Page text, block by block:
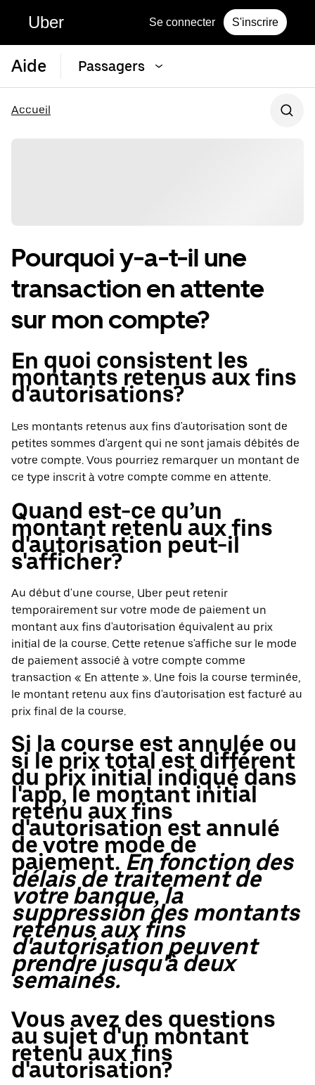
Uber Se connecter S'inscrire
Aide Passagers
Accueil
Pourquoi y-a-t-il une
transaction en attente
sur mon compte?
En quoi consistent les
montants retenus aux fins
d'autorisations?
Les montants retenus aux fins d'autorisation sont de
petites sommes d'argent qui ne sont jamais débités de
votre compte. Vous pourriez remarquer un montant de
ce type inscrit à votre compte comme en attente.
Quand est-ce qu’un
montant retenu aux fins
d'autorisation peut-il
s'afficher?
Au début d'une course, Uber peut retenir
temporairement sur votre mode de paiement un
montant aux fins d'autorisation équivalent au prix
initial de la course. Cette retenue s'affiche sur le mode
de paiement associé à votre compte comme
transaction « En attente ». Une fois la course terminée,
le montant retenu aux fins d'autorisation est facturé au
prix final de la course.
Si la course est annulée ou
si le prix total est différent
du prix initial indiqué dans
l'app, le montant initial
retenu aux fins
d'autorisation est annulé
de votre mode de
paiement.En fonction des
délais de traitement de
votre banque, la
suppression des montants
retenus aux fins
d'autorisation peuvent
prendre jusqu'à deux
semaines.
Vous avez des questions
au sujet d'un montant
retenu aux fins
d'autorisation?